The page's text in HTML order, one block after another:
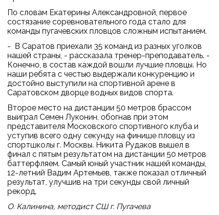
По словам Екатерины Александровной, первое
состязание соревновательного года стало для
команды пугачевских пловцов сложным испытанием.
- В Саратов приехали 35 команд из разных уголков
нашей страны, - рассказала тренер-преподаватель. -
Конечно, в состав каждой вошли лучшие пловцы. Но
наши ребята с честью выдержали конкуренцию и
достойно выступили на спортивной арене в
Саратовском дворце водных видов спорта.
Второе место на дистанции 50 метров брассом
выиграл Семен Луконин, обогнав при этом
представителя Московского спортивного клуба и
уступив всего одну секунду на финише пловцу из
спортшколы г. Москвы. Никита Рудаков вышел в
финал с пятым результатом на дистанции 50 метров
баттерфляем. Самый юный участник нашей команды,
12-летний Вадим Артемьев, также показал отличный
результат, улучшив на три секунды свой личный
рекорд.
О. Калинина, методист СШ г. Пугачева